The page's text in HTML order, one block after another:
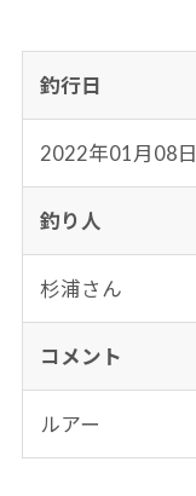
釣行日
2022年01月08日
釣り人
杉浦さん
コメント
ルアー